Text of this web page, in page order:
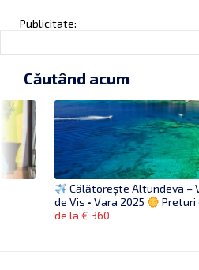
Publicitate:
Căutând acum
Călătorește Altundeva –
de Vis • Vara 2025
Preturi
de la € 360